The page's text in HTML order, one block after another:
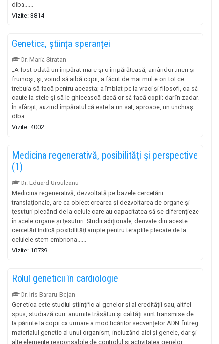
diba......
Vizite: 3814
Genetica, știința speranței
Dr. Maria Stratan
„A fost odată un împărat mare şi o împărăteasă, amândoi tineri şi
frumoşi, şi, voind să aibă copii, a făcut de mai multe ori tot ce
trebuia să facă pentru aceasta; a îmblat pe la vraci şi filosofi, ca să
caute la stele şi să le ghicească dacă or să facă copii; dar în zadar.
În sfârşit, auzind împăratul că este la un sat, aproape, un unchiaş
diba......
Vizite: 4002
Medicina regenerativă, posibilități și perspective
(1)
Dr. Eduard Ursuleanu
Medicina regenerativă, dezvoltată pe bazele cercetării
translaționale, are ca obiect crearea și dezvoltarea de organe și
țesuturi plecând de la celule care au capacitatea să se diferențieze
în acele organe și țesuturi. Studii adiționale, derivate din aceste
cercetări indică posibilități ample pentru terapiile plecate de la
celulele stem embriona......
Vizite: 10739
Rolul geneticii în cardiologie
Dr. Iris Bararu-Bojan
Genetica este studiul științific al genelor și al eredității sau, altfel
spus, studiază cum anumite trăsături și calități sunt transmise de
la părinte la copii ca urmare a modificărilor secvențelor ADN. Întreg
materialul genetic al unui organism, incluzând aici și genele, dar și
alte elemente responsabile de controlul și activitatea genelor,